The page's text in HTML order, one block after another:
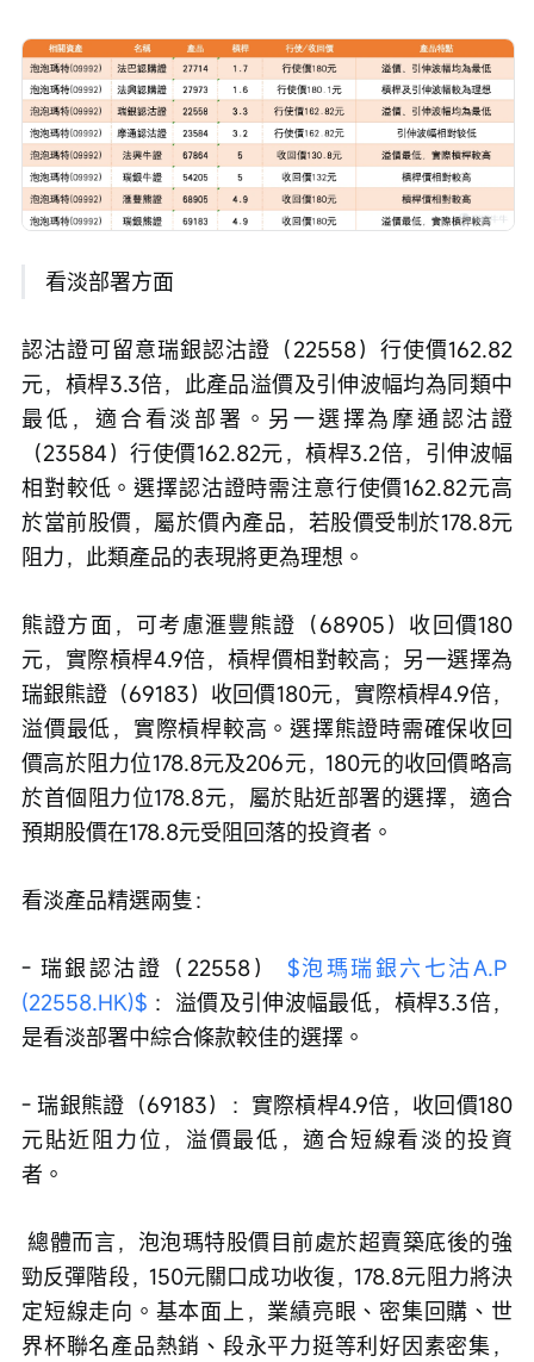
看淡部署方面
認沽證可留意瑞銀認沽證（22558）行使價162.82
元，槓桿3.3倍，此產品溢價及引伸波幅均為同類中
最低，適合看淡部署。另一選擇為摩通認沽證
（23584）行使價162.82元，槓桿3.2倍，引伸波幅
相對較低。選擇認沽證時需注意行使價162.82元高
於當前股價，屬於價內產品，若股價受制於178.8元
阻力，此類產品的表現將更為理想。
熊證方面，可考慮滙豐熊證（68905）收回價180
元，實際槓桿4.9倍，槓桿價相對較高；另一選擇為
瑞銀熊證（69183）收回價180元，實際槓桿4.9倍，
溢價最低，實際槓桿較高。選擇熊證時需確保收回
價高於阻力位178.8元及206元，180元的收回價略高
於首個阻力位178.8元，屬於貼近部署的選擇，適合
預期股價在178.8元受阻回落的投資者。
看淡產品精選兩隻：
- 瑞銀認沽證（22558） $泡瑪瑞銀六七沽A.P
(22558.HK)$ ：溢價及引伸波幅最低，槓桿3.3倍，
是看淡部署中綜合條款較佳的選擇。
- 瑞銀熊證（69183）：實際槓桿4.9倍，收回價180
元貼近阻力位，溢價最低，適合短線看淡的投資
者。
總體而言，泡泡瑪特股價目前處於超賣築底後的強
勁反彈階段，150元關口成功收復，178.8元阻力將決
定短線走向。基本面上，業績亮眼、密集回購、世
界杯聯名產品熱銷、段永平力挺等利好因素密集，